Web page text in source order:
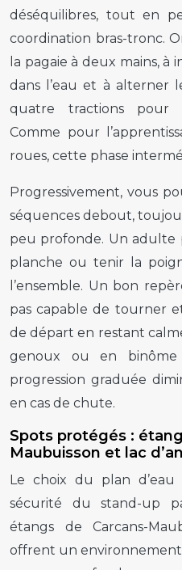
déséquilibres, tout en
coordination bras-tronc.
la pagaie à deux mains,
dans l’eau et à alterner
quatre tractions pour
Comme pour
roues, cette phase
Progressivement, vous
séquences debout,
peu profonde. Un adulte
planche ou tenir la
l’ensemble. Un bon
pas capable de tourner
de départ en restant
genoux ou en
progression graduée
en cas de chute.
Spots protégés :
Maubuisson et lac
Le choix du plan
sécurité du stand-up
étangs de Carcans-
offrent un